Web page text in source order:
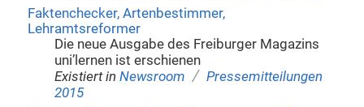
Faktenchecker, Artenbestimmer,
Lehramtsreformer
Die neue Ausgabe des Freiburger Magazins
uni’lernen ist erschienen
Existiert in Newsroom / Pressemitteilungen
2015